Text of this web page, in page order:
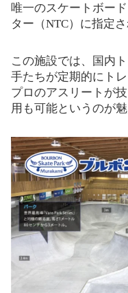
唯一のスケートボー
ター（NTC）に指定
この施設では、国内
手たちが定期的にト
プロのアスリートが
用も可能というのが魅